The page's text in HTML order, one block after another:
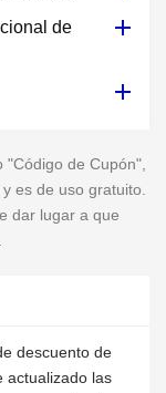
de
de Cupón",
es de uso gratuito.
dar lugar a que
descuento de
actualizado las